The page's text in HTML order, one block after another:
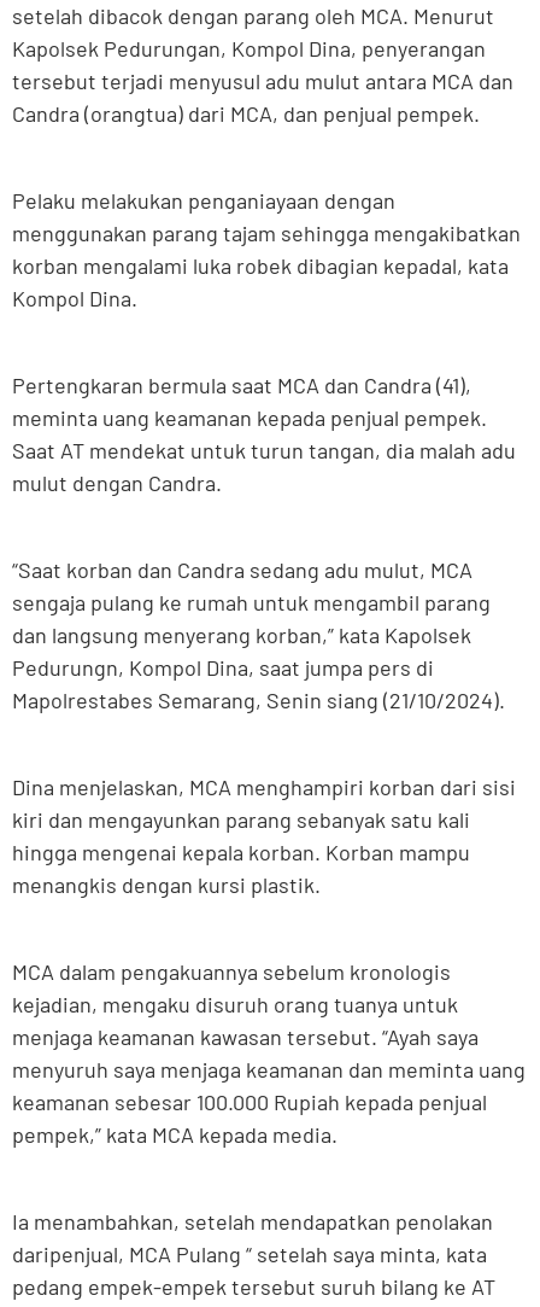
setelah dibacok dengan parang oleh MCA. Menurut
Kapolsek Pedurungan, Kompol Dina, penyerangan
tersebut terjadi menyusul adu mulut antara MCA dan
Candra (orangtua) dari MCA, dan penjual pempek.
Pelaku melakukan penganiayaan dengan
menggunakan parang tajam sehingga mengakibatkan
korban mengalami luka robek dibagian kepadal, kata
Kompol Dina.
Pertengkaran bermula saat MCA dan Candra (41),
meminta uang keamanan kepada penjual pempek.
Saat AT mendekat untuk turun tangan, dia malah adu
mulut dengan Candra.
“Saat korban dan Candra sedang adu mulut, MCA
sengaja pulang ke rumah untuk mengambil parang
dan langsung menyerang korban,” kata Kapolsek
Pedurungn, Kompol Dina, saat jumpa pers di
Mapolrestabes Semarang, Senin siang (21/10/2024).
Dina menjelaskan, MCA menghampiri korban dari sisi
kiri dan mengayunkan parang sebanyak satu kali
hingga mengenai kepala korban. Korban mampu
menangkis dengan kursi plastik.
MCA dalam pengakuannya sebelum kronologis
kejadian, mengaku disuruh orang tuanya untuk
menjaga keamanan kawasan tersebut. “Ayah saya
menyuruh saya menjaga keamanan dan meminta uang
keamanan sebesar 100.000 Rupiah kepada penjual
pempek,” kata MCA kepada media.
Ia menambahkan, setelah mendapatkan penolakan
daripenjual, MCA Pulang “ setelah saya minta, kata
pedang empek-empek tersebut suruh bilang ke AT